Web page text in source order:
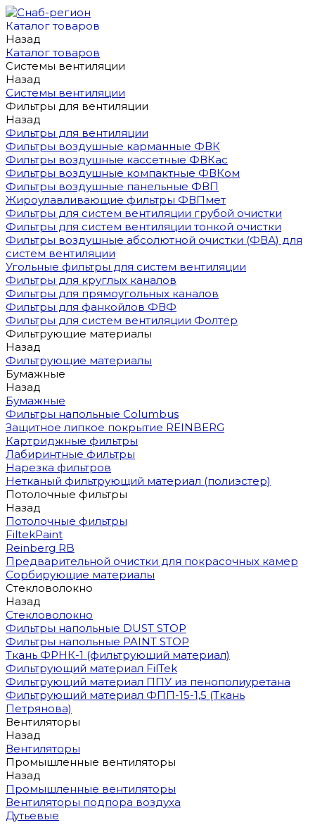
Каталог товаров
Назад
Каталог товаров
Системы вентиляции
Назад
Системы вентиляции
Фильтры для вентиляции
Назад
Фильтры для вентиляции
Фильтры воздушные карманные ФВК
Фильтры воздушные кассетные ФВКас
Фильтры воздушные компактные ФВКом
Фильтры воздушные панельные ФВП
Жироулавливающие фильтры ФВПмет
Фильтры для систем вентиляции грубой очистки
Фильтры для систем вентиляции тонкой очистки
Фильтры воздушные абсолютной очистки (ФВА) для
систем вентиляции
Угольные фильтры для систем вентиляции
Фильтры для круглых каналов
Фильтры для прямоугольных каналов
Фильтры для фанкойлов ФВФ
Фильтры для систем вентиляции Фолтер
Фильтрующие материалы
Назад
Фильтрующие материалы
Бумажные
Назад
Бумажные
Фильтры напольные Columbus
Защитное липкое покрытие REINBERG
Картриджные фильтры
Лабиринтные фильтры
Нарезка фильтров
Нетканый фильтрующий материал (полиэстер)
Потолочные фильтры
Назад
Потолочные фильтры
FiltekPaint
Reinberg RB
Предварительной очистки для покрасочных камер
Сорбирующие материалы
Стекловолокно
Назад
Стекловолокно
Фильтры напольные DUST STOP
Фильтры напольные PAINT STOP
Ткань ФРНК-1 (фильтрующий материал)
Фильтрующий материал FilTek
Фильтрующий материал ППУ из пенополиуретана
Фильтрующий материал ФПП-15-1,5 (Ткань
Петрянова)
Вентиляторы
Назад
Вентиляторы
Промышленные вентиляторы
Назад
Промышленные вентиляторы
Вентиляторы подпора воздуха
Дутьевые